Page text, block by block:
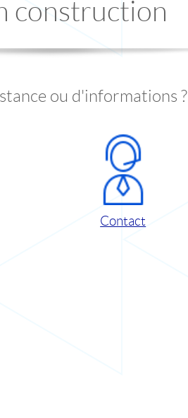
construction
ou d'informations ?
Contact